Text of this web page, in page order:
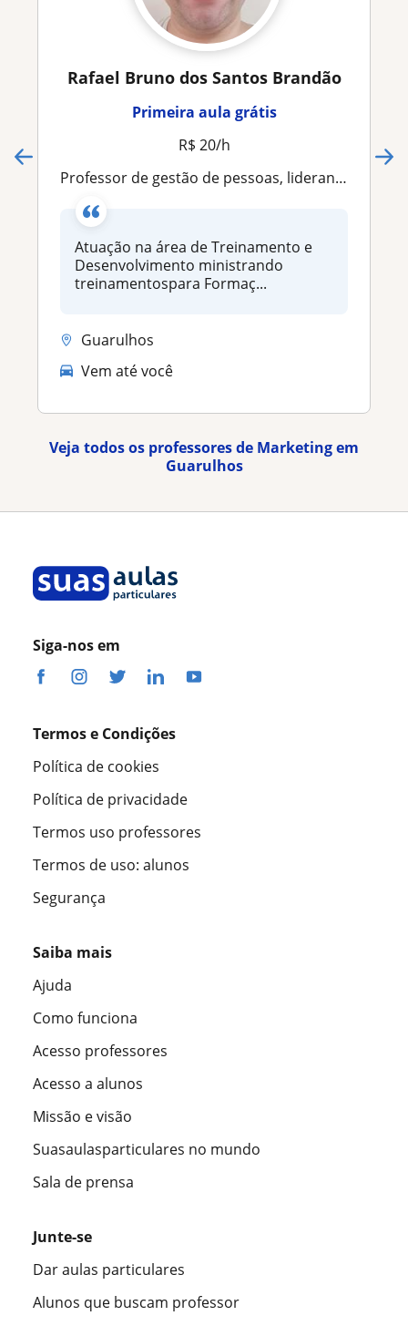
Rafael Bruno dos Santos Brandão
Primeira aula grátis
R$ 20/h
Professor de gestão de pessoas, liderança e Marketing Digital
Atuação na área de Treinamento e
Desenvolvimento ministrando
treinamentospara Formaç...
Guarulhos
Vem até você
Veja todos os professores de Marketing em
Guarulhos
Siga-nos em
Termos e Condições
Política de cookies
Política de privacidade
Termos uso professores
Termos de uso: alunos
Segurança
Saiba mais
Ajuda
Como funciona
Acesso professores
Acesso a alunos
Missão e visão
Suasaulasparticulares no mundo
Sala de prensa
Junte-se
Dar aulas particulares
Alunos que buscam professor